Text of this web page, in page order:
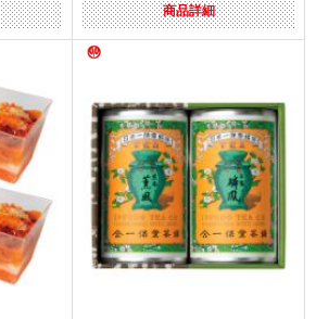
商品詳細